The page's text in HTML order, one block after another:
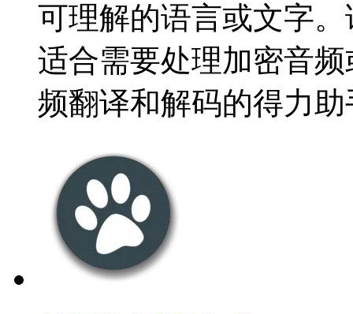
可理解的语言或文字
适合需要处理加密音
频翻译和解码的得力助